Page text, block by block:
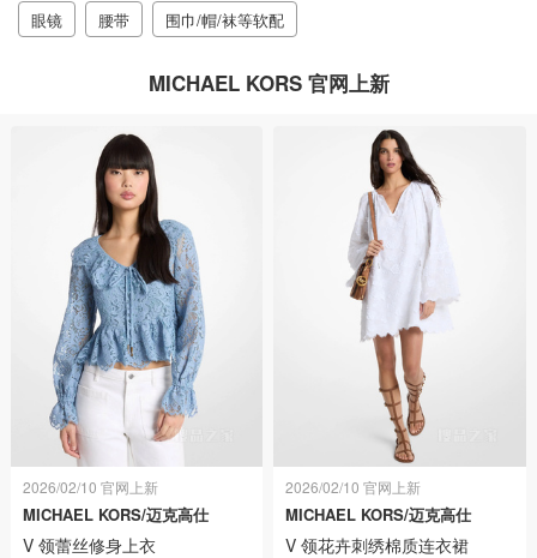
眼镜
腰带 围巾/帽/袜等软配
MICHAEL KORS 官网上新
2026/02/10 官网上新
MICHAEL KORS/迈克高仕
V 领蕾丝修身上衣
2026/02/10 官网上新
MICHAEL KORS/迈克高仕
V 领花卉刺绣棉质连衣裙